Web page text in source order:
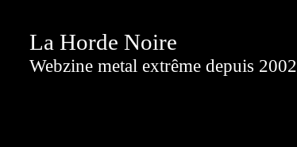
La Horde Noire
Webzine metal extrême depuis 2002